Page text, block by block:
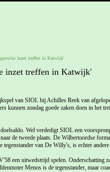
inzet treffen in Katwijk'
inzet treffen in Katwijk'
van SIOL bij Achilles Reek van
kunnen zondag goede zaken doen in het
Wel verdedigt SIOL een
de tweede plaats. De Wilbertoordse
tegenstander van De Willy's, is echter
een uitwedstrijd spelen. Onderschatting
Menos is de tegenstander, maar